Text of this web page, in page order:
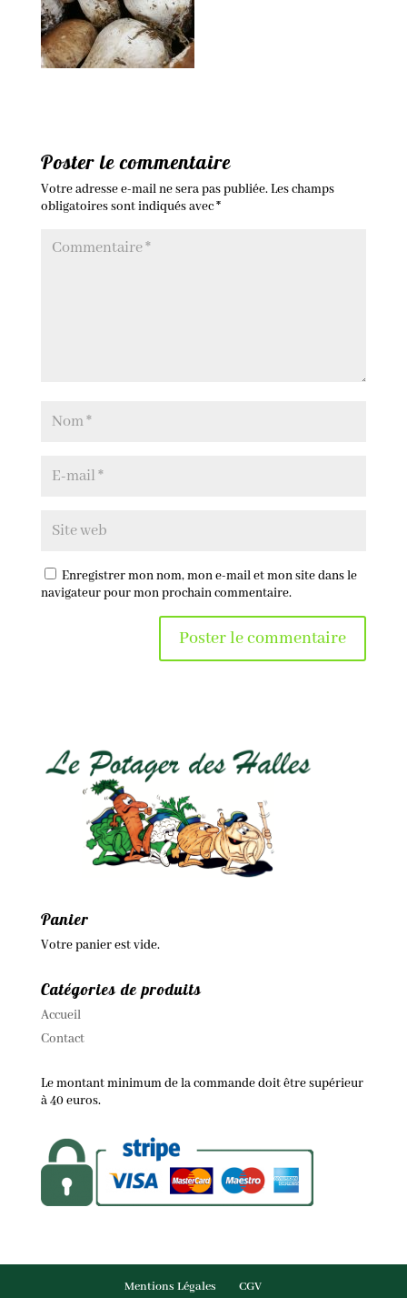
Poster le commentaire
Votre adresse e-mail ne sera pas publiée.Les champs
obligatoires sont indiqués avec*
Enregistrer mon nom, mon e-mail et mon site dans le
navigateur pour mon prochain commentaire.
Panier
Votre panier est vide.
Catégories de produits
Accueil
Contact
Le montant minimum de la commande doit être supérieur
à 40 euros.
Mentions Légales CGV